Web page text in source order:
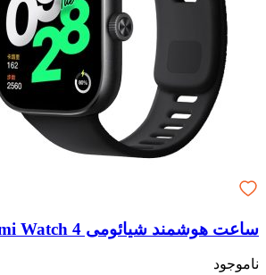
ساعت هوشمند شیائومی Redmi Watch 4
ناموجود